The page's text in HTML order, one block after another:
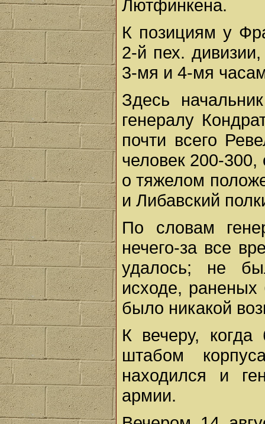
Лютфинкена.
К позициям у
2-й пех.
3-мя и 4-мя
Здесь
генералу
почти всего
человек 200-300,
о тяжелом
и Либавский
По словам
нечего-за все
удалось; не
исходе, раненых
было никакой
К вечеру, когда
штабом
находился и
армии.